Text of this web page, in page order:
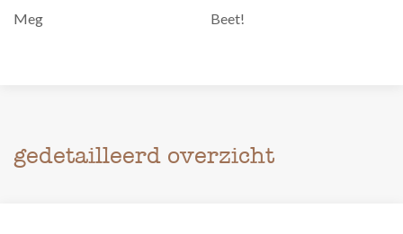
Meg Beet!
gedetailleerd overzicht